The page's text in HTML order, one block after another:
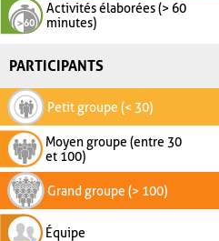
Activités élaborées (> 60
minutes)
PARTICIPANTS
Petit groupe (< 30)
Moyen groupe (entre 30
et 100)
Grand groupe (> 100)
Équipe